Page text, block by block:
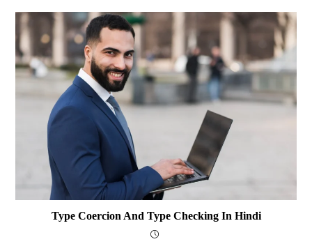
Type Coercion And Type Checking In Hindi